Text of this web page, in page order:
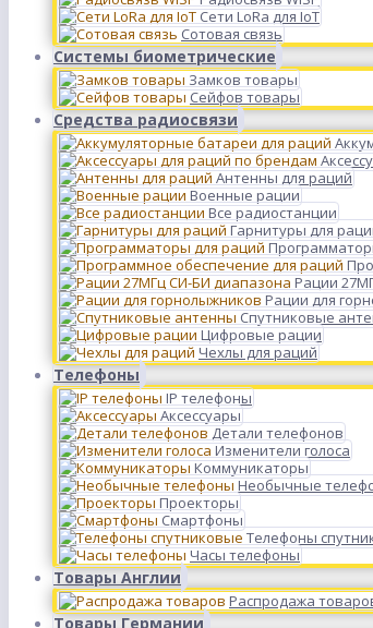
Сети LoRa для IoT
Сотовая связь
Системы биометрические
Замков товары
Сейфов товары
Средства радиосвязи
Антенны для раций
Военные рации
Все радиостанции
Гарнитуры для
Рации
Рации для
Спутниковые
Цифровые рации
Чехлы для раций
Телефоны
IP телефоны
Аксессуары
Детали телефонов
Изменители голоса
Коммуникаторы
Необычные
Проекторы
Смартфоны
Телефоны
Часы телефоны
Товары Англии
Распродажа
Товары Германии